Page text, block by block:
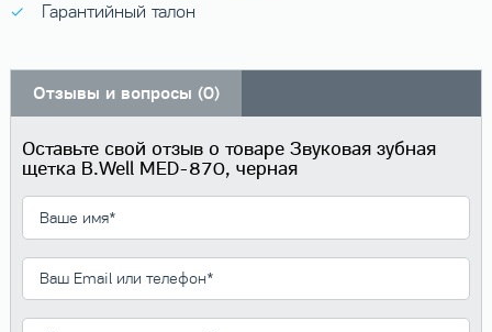
Гарантийный талон
Отзывы и вопросы (0)
Оставьте свой отзыв о товаре Звуковая зубная
щетка B.Well MED-870, черная